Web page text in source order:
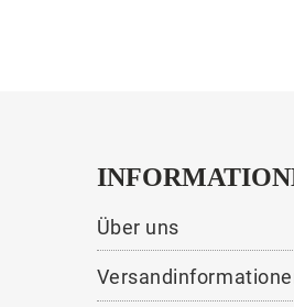
Über uns